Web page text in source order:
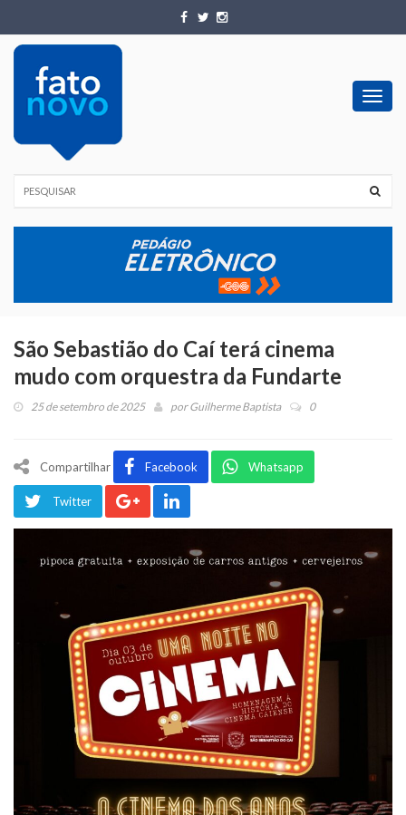
São Sebastião do Caí terá cinema
mudo com orquestra da Fundarte
25 de setembro de 2025 porGuilherme Baptista 0
Compartilhar Facebook Whatsapp
Twitter